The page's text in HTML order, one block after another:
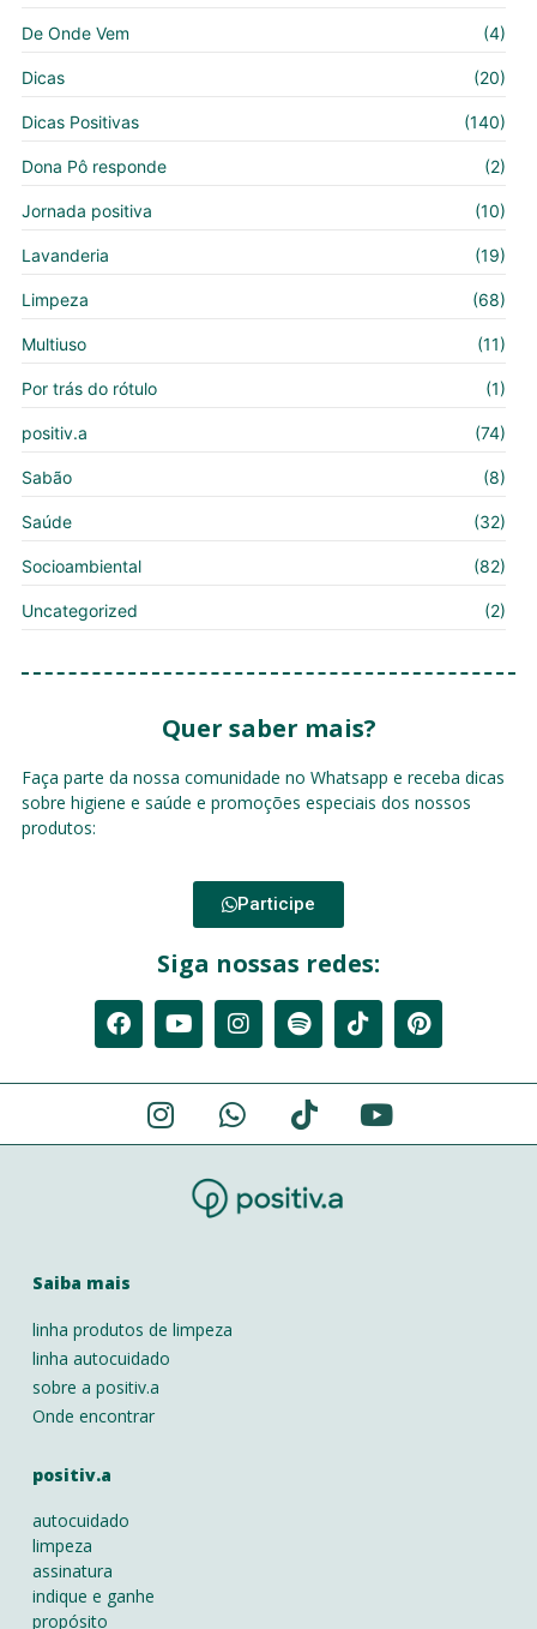
De Onde Vem (4)
Dicas (20)
Dicas Positivas (140)
Dona Pô responde (2)
Jornada positiva (10)
Lavanderia (19)
Limpeza (68)
Multiuso (11)
Por trás do rótulo (1)
positiv.a (74)
Sabão (8)
Saúde (32)
Socioambiental (82)
Uncategorized (2)
Quer saber mais?
Faça parte da nossa comunidade no Whatsapp e receba dicas
sobre higiene e saúde e promoções especiais dos nossos
produtos:
Participe
Siga nossas redes:
Saiba mais
linha produtos de limpeza
linha autocuidado
sobre a positiv.a
Onde encontrar
positiv.a
autocuidado
limpeza
assinatura
indique e ganhe
propósito